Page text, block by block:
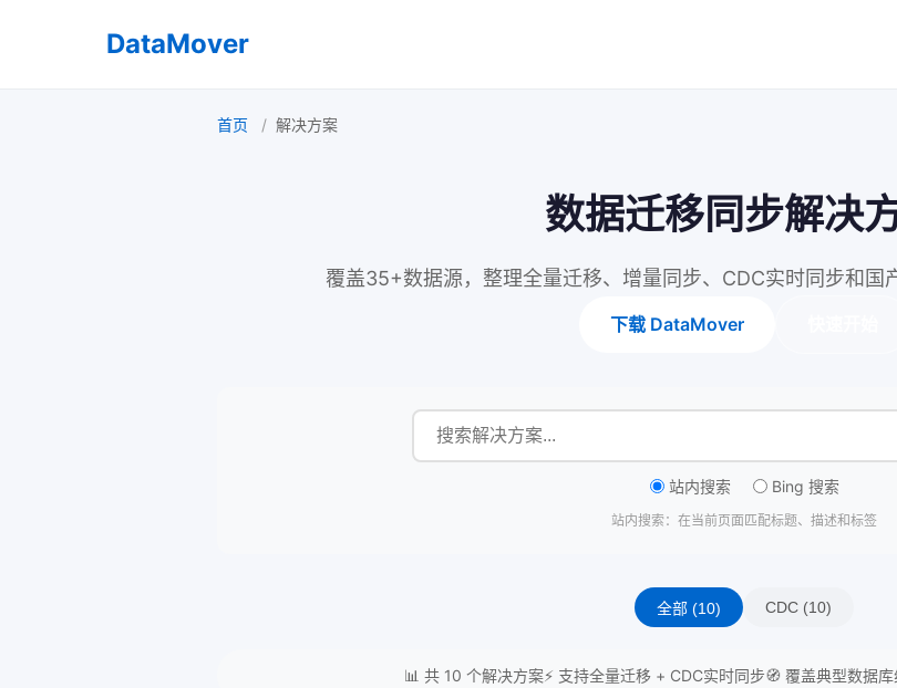
DataMover
首页 解决方案
数据迁移同步解决
覆盖35+数据源，整理全量迁移、增量同步、CDC实时同步和国
下载 DataMover
站内搜索 Bing 搜索
站内搜索：在当前页面匹配标题、描述和标签
全部 (10) CDC (10)
📊 共 10 个解决方案⚡ 支持全量迁移 + CDC实时同步🧭 覆盖典型数据